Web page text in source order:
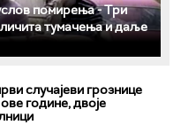
помирења ­- Три
тумачења и даље
случајеви грознице
године, двоје